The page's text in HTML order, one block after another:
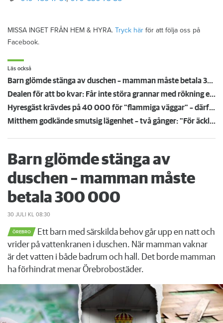
MISSA INGET FRÅN HEM & HYRA. Tryck här för att följa oss på
Facebook.
Läs också
Barn glömde stänga av duschen – mamman måste betala 300 000
Dealen för att bo kvar: Får inte störa grannar med rökning eller utsätta dem för brandfara
Hyresgäst krävdes på 40 000 för "flammiga väggar" – därför höll inte värdens bevis i rätten
Mitthem godkände smutsig lägenhet – två gånger: "För äckligt för att flytta in"
Barn glömde stänga av
duschen – mamman måste
betala 300 000
30 JULI KL 08:30
ÖREBRO
Ett barn med särskilda behov går upp en natt och
vrider på vattenkranen i duschen. När mamman vaknar
är det vatten i både badrum och hall. Det borde mamman
ha förhindrat menar Örebrobostäder.